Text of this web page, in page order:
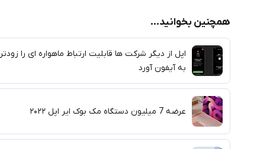
همچنین بخوانید...
اپل از دیگر شرکت ها قابلیت ارتباط ماهواره ای را زودتر
به آیفون آورد
عرضه 7 میلیون دستگاه مک بوک ایر اپل ۲۰۲۲